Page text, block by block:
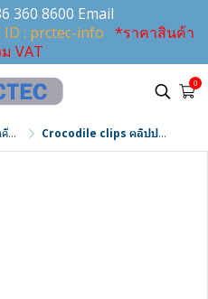
360 8600 Email
ID : prctec-info *ราคาสินค้า
VAT
0
ข้ Crocodile clips คลิปปากคีบจระเข้ รุ่น LB 4-KS NI / 9 / SW